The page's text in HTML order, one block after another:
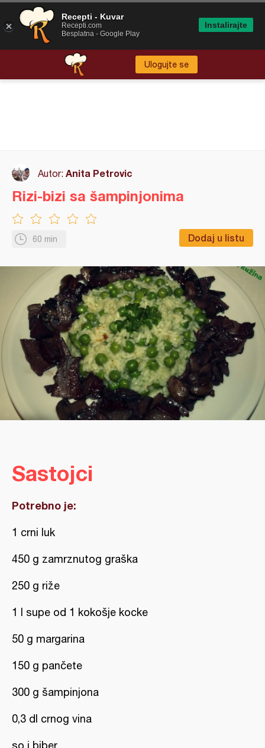
Ulogujte se
Autor: Anita Petrovic
60 min Dodaj u listu
Rizi-bizi sa šampinjonima
Sastojci
Potrebno je:
1 crni luk
450 g zamrznutog graška
250 g riže
1 l supe od 1 kokošje kocke
50 g margarina
150 g pančete
300 g šampinjona
0,3 dl crnog vina
so i biber
Recepti - Kuvar
Recepti.com
Besplatna - Google Play
Instalirajte